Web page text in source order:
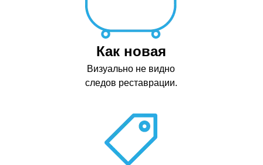
Как новая
Визуально не видно
следов реставрации.